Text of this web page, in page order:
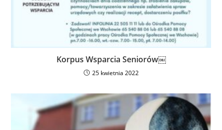
Korpus Wsparcia Seniorów￼
25 kwietnia 2022